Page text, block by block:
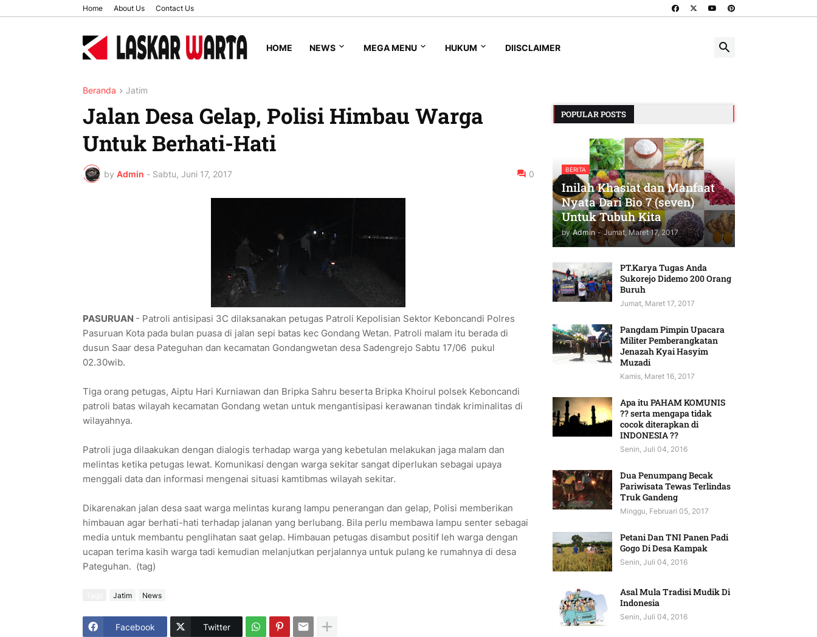
Home About Us Contact Us
HOME NEWS MEGA MENU HUKUM DIISCLAIMER
Beranda Jatim
Jalan Desa Gelap, Polisi Himbau Warga
Untuk Berhati-Hati
by Admin - Sabtu, Juni 17, 2017 0
PASURUAN - Patroli antisipasi 3C dilaksanakan petugas Patroli Kepolisian Sektor Keboncandi Polres
Pasuruan Kota pada bulan puasa di jalan sepi batas kec Gondang Wetan. Patroli malam itu berada di
dusun Saar desa Pateguhan dan kecamatan Gondangwetan desa Sadengrejo Sabtu 17/06 pukul
02.30wib.
Tiga orang petugas, Aiptu Hari Kurniawan dan Bripka Sahru beserta Bripka Khoirul polsek Keboncandi
patroli batas wilayah kecamatan Gondang wetan untuk mengantisipasi kerawanan tindak kriminalitas di
wilayahnya.
Patroli juga dilaakukan dengan dialogis terhadap warga yang kebetulan melakukan jaga malam dan
melintas ketika petugas lewat. Komunikasi dengan warga sekitar sangat diperlukan sebagai upaya
menggali data dan informasi mengenai situasi kamtibmas wilayah sekitar.
Dikarenakan jalan desa saat warga melintas kurang lampu penerangan dan gelap, Polisi memberikan
himbauan agar berhati-hati terhadap jalanan yang berlubang. Bila perlu membawa lampu senter sebagai
media untuk membantu penglihatan saat gelap. Himbauan petugas disambut positif leh warga dengan
ucapan terima kasih warga tadi kemudian melanjutkan perjalannya untuk pulang ke rumahnya di desa
Pateguhan. (tag)
Jatim News
Facebook Twitter
POPULAR POSTS
BERITA
Inilah Khasiat dan Manfaat
Nyata Dari Bio 7 (seven)
Untuk Tubuh Kita
by Admin - Jumat, Maret 17, 2017
PT.Karya Tugas Anda
Sukorejo Didemo 200 Orang
Buruh
Jumat, Maret 17, 2017
Pangdam Pimpin Upacara
Militer Pemberangkatan
Jenazah Kyai Hasyim
Muzadi
Kamis, Maret 16, 2017
Apa itu PAHAM KOMUNIS
?? serta mengapa tidak
cocok diterapkan di
INDONESIA ??
Senin, Juli 04, 2016
Dua Penumpang Becak
Pariwisata Tewas Terlindas
Truk Gandeng
Minggu, Februari 05, 2017
Petani Dan TNI Panen Padi
Gogo Di Desa Kampak
Senin, Juli 04, 2016
Asal Mula Tradisi Mudik Di
Indonesia
Senin, Juli 04, 2016